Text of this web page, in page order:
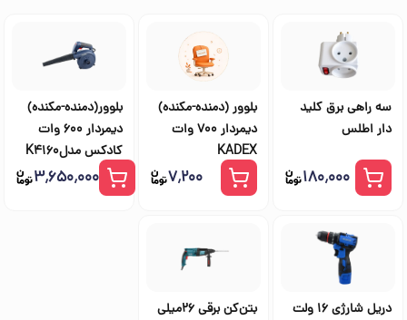
سه راهی برق کلید
دار اطلس
۱۸۰٬۰۰۰
بلوور (دمنده-مکنده)
دیمردار 700 وات
KADEX
۷٬۲۰۰
بلوور(دمنده-مکنده)
دیمردار 600 وات
کادکس مدلK4160
۳٬۶۵۰٬۰۰۰
دریل شارژی 16 ولت
بتن‌کن برقی 26میلی